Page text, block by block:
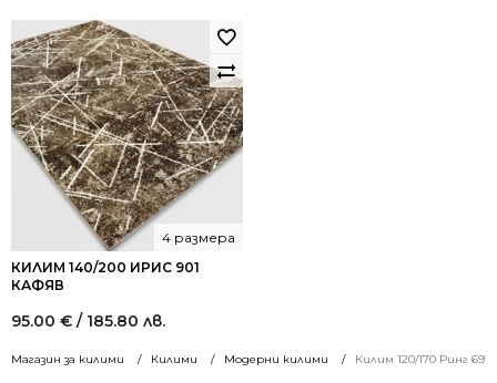
Магазин за килими Килими Модерни килими Килим 120/170 Ринг 691
КИЛИМ 140/200 ИРИС 901
КАФЯВ
4 размера
95.00 € / 185.80 лв.